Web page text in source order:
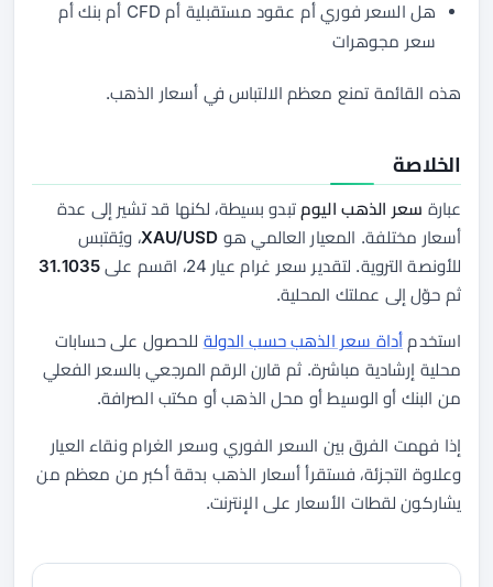
هل السعر فوري أم عقود مستقبلية أم CFD أم بنك أم
سعر مجوهرات
هذه القائمة تمنع معظم الالتباس في أسعار الذهب.
الخلاصة
عبارة سعر الذهب اليوم تبدو بسيطة، لكنها قد تشير إلى عدة
أسعار مختلفة. المعيار العالمي هو XAU/USD، ويُقتبس
للأونصة التروية. لتقدير سعر غرام عيار 24، اقسم على
31.1035
ثم حوّل إلى عملتك المحلية.
استخدم أداة سعر الذهب حسب الدولة للحصول على حسابات
محلية إرشادية مباشرة. ثم قارن الرقم المرجعي بالسعر الفعلي
من البنك أو الوسيط أو محل الذهب أو مكتب الصرافة.
إذا فهمت الفرق بين السعر الفوري وسعر الغرام ونقاء العيار
وعلاوة التجزئة، فستقرأ أسعار الذهب بدقة أكبر من معظم من
يشاركون لقطات الأسعار على الإنترنت.